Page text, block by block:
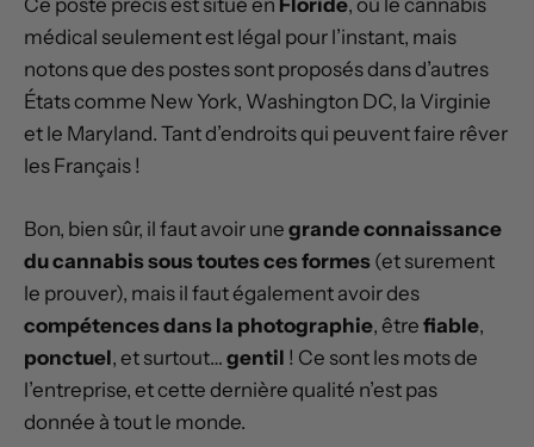
Ce poste précis est situé en Floride, où le cannabis
médical seulement est légal pour l’instant, mais
notons que des postes sont proposés dans d’autres
États comme New York, Washington DC, la Virginie
et le Maryland. Tant d’endroits qui peuvent faire rêver
les Français !
Bon, bien sûr, il faut avoir une grande connaissance
du cannabis sous toutes ces formes (et surement
le prouver), mais il faut également avoir des
compétences dans la photographie, être fiable,
ponctuel, et surtout… gentil ! Ce sont les mots de
l’entreprise, et cette dernière qualité n’est pas
donnée à tout le monde.